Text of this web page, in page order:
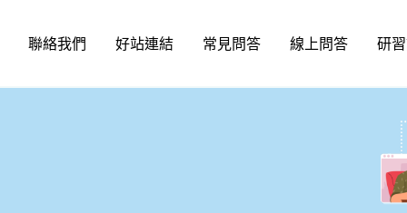
聯絡我們 好站連結 常見問答 線上問答 研